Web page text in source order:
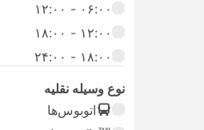
۰۶:۰۰ - ۱۲:۰۰
۱۲:۰۰ - ۱۸:۰۰
۱۸:۰۰ - ۲۴:۰۰
نوع وسیله نقلیه
اتوبوس‌ها